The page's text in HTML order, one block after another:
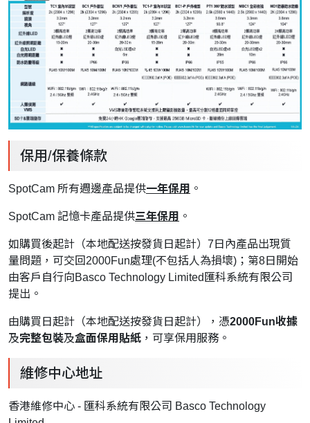
保用/保養條款
SpotCam 所有週邊產品提供一年保用 。
SpotCam 記憶卡產品提供三年保用 。
如購買後起計（本地配送按發貨日起計）7日內產品出現質
量問題，可交回2000Fun處理(不包括人為損壞)；第8日開始
由客戶自行向Basco Technology Limited匯科系統有限公司
提出。
由購買日起計（本地配送按發貨日起計），憑2000Fun收據
及完整包裝及盒面保用貼紙 ，可享保用服務。
維修中心地址
香港維修中心 - 匯科系統有限公司 Basco Technology